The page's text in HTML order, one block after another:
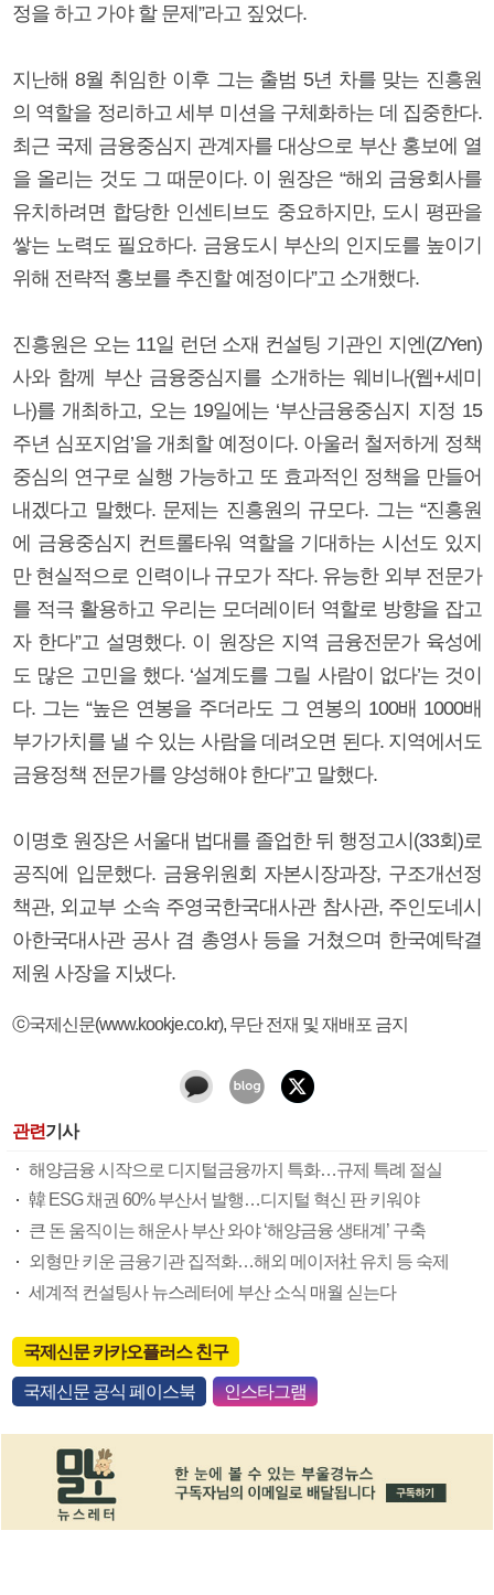
정을 하고 가야 할 문제”라고 짚었다.
지난해 8월 취임한 이후 그는 출범 5년 차를 맞는 진흥원
의 역할을 정리하고 세부 미션을 구체화하는 데 집중한다.
최근 국제 금융중심지 관계자를 대상으로 부산 홍보에 열
을 올리는 것도 그 때문이다. 이 원장은 “해외 금융회사를
유치하려면 합당한 인센티브도 중요하지만, 도시 평판을
쌓는 노력도 필요하다. 금융도시 부산의 인지도를 높이기
위해 전략적 홍보를 추진할 예정이다”고 소개했다.
진흥원은 오는 11일 런던 소재 컨설팅 기관인 지엔(Z/Yen)
사와 함께 부산 금융중심지를 소개하는 웨비나(웹+세미
나)를 개최하고, 오는 19일에는 ‘부산금융중심지 지정 15
주년 심포지엄’을 개최할 예정이다. 아울러 철저하게 정책
중심의 연구로 실행 가능하고 또 효과적인 정책을 만들어
내겠다고 말했다. 문제는 진흥원의 규모다. 그는 “진흥원
에 금융중심지 컨트롤타워 역할을 기대하는 시선도 있지
만 현실적으로 인력이나 규모가 작다. 유능한 외부 전문가
를 적극 활용하고 우리는 모더레이터 역할로 방향을 잡고
자 한다”고 설명했다. 이 원장은 지역 금융전문가 육성에
도 많은 고민을 했다. ‘설계도를 그릴 사람이 없다’는 것이
다. 그는 “높은 연봉을 주더라도 그 연봉의 100배 1000배
부가가치를 낼 수 있는 사람을 데려오면 된다. 지역에서도
금융정책 전문가를 양성해야 한다”고 말했다.
이명호 원장은 서울대 법대를 졸업한 뒤 행정고시(33회)로
공직에 입문했다. 금융위원회 자본시장과장, 구조개선정
책관, 외교부 소속 주영국한국대사관 참사관, 주인도네시
아한국대사관 공사 겸 총영사 등을 거쳤으며 한국예탁결
제원 사장을 지냈다.
ⓒ국제신문(www.kookje.co.kr), 무단 전재 및 재배포 금지
관련기사
해양금융 시작으로 디지털금융까지 특화…규제 특례 절실
韓 ESG 채권 60% 부산서 발행…디지털 혁신 판 키워야
큰 돈 움직이는 해운사 부산 와야 ‘해양금융 생태계’ 구축
외형만 키운 금융기관 집적화…해외 메이저社 유치 등 숙제
세계적 컨설팅사 뉴스레터에 부산 소식 매월 싣는다
국제신문 카카오플러스 친구
국제신문 공식 페이스북 인스타그램